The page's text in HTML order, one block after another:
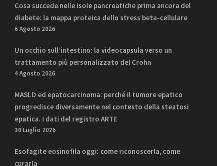
Cosa succede nelle isole pancreatiche prima ancora del
diabete: la mappa proteica dello stress beta-cellulare
6 Agosto 2026
Un occhio sull’intestino: la videocapsula verso un
trattamento più personalizzato del Crohn
4 Agosto 2026
MASLD ed epatocarcinoma: perché il tumore epatico
progredisce diversamente nel contesto della steatosi
epatica. I dati del registro ARTE
30 Luglio 2026
Esofagite eosinofila oggi: come riconoscerla, come
curarla